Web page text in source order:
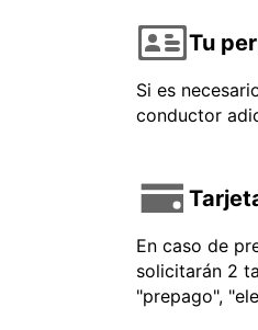
Tu
Si es
conductor
En caso de
solicitarán 2
"prepago",